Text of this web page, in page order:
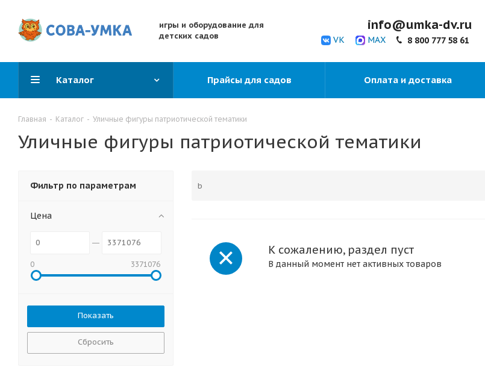
игры и оборудование для
детских садов
VK MAX
info@umka-dv.ru
8 800 777 58 61
Каталог Прайсы для садов Оплата и доставка
Главная - Каталог - Уличные фигуры патриотической тематики
Уличные фигуры патриотической тематики
К сожалению, раздел пуст
В данный момент нет активных товаров
Фильтр по параметрам
Цена
0 3371076
Сбросить